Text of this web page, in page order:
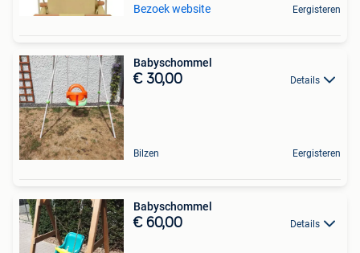
Bezoek website Eergisteren
Babyschommel
€ 30,00 Details
Bilzen Eergisteren
Babyschommel
€ 60,00 Details